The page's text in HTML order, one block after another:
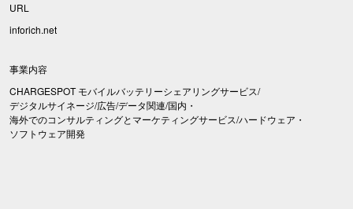
URL
inforich.net
事業内容
CHARGESPOT モバイルバッテリーシェアリングサービス/
デジタルサイネージ/広告/データ関連/国内・
海外でのコンサルティングとマーケティングサービス/ハードウェア・
ソフトウェア開発